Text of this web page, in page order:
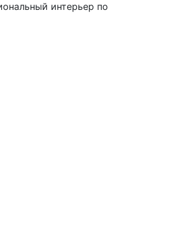
интерьер по